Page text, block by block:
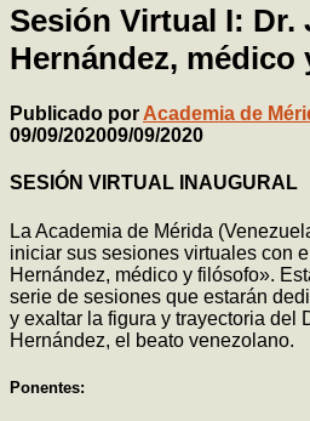
Sesión Virtual I: Dr.
Hernández,
Publicado por Academia de
09/09/202009/09/2020
SESIÓN VIRTUAL INAUGURAL
La Academia de Mérida
iniciar sus sesiones virtuales con
Hernández, médico y filósofo».
serie de sesiones que estarán
y exaltar la figura y trayectoria del
Hernández, el beato venezolano.
Ponentes: